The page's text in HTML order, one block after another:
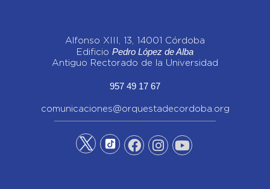
Alfonso XIII, 13, 14001 Córdoba
Edificio Pedro López de Alba
Antiguo Rectorado de la Universidad
957 49 17 67
comunicaciones@orquestadecordoba.org